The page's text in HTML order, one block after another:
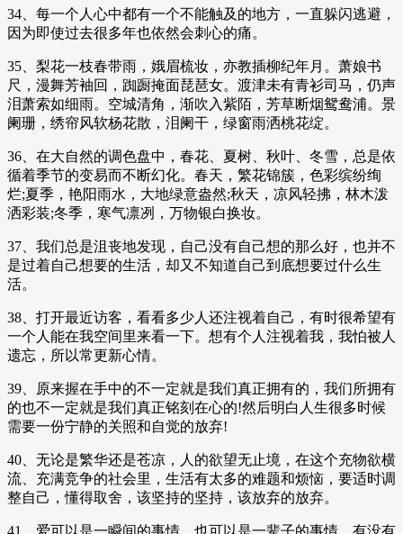
34、每一个人心中都有一个不能触及的地方，一直躲闪逃避，
因为即使过去很多年也依然会刺心的痛。
35、梨花一枝春带雨，娥眉梳妆，亦教插柳纪年月。萧娘书
尺，漫舞芳袖回，踟蹰掩面琵琶女。渡津未有青衫司马，仍声
泪萧索如细雨。空城清角，渐吹入紫陌，芳草断烟鸳鸯浦。景
阑珊，绣帘风软杨花散，泪阑干，绿窗雨洒桃花绽。
36、在大自然的调色盘中，春花、夏树、秋叶、冬雪，总是依
循着季节的变易而不断幻化。春天，繁花锦簇，色彩缤纷绚
烂;夏季，艳阳雨水，大地绿意盎然;秋天，凉风轻拂，林木泼
洒彩装;冬季，寒气凛冽，万物银白换妆。
37、我们总是沮丧地发现，自己没有自己想的那么好，也并不
是过着自己想要的生活，却又不知道自己到底想要过什么生
活。
38、打开最近访客，看看多少人还注视着自己，有时很希望有
一个人能在我空间里来看一下。想有个人注视着我，我怕被人
遗忘，所以常更新心情。
39、原来握在手中的不一定就是我们真正拥有的，我们所拥有
的也不一定就是我们真正铭刻在心的!然后明白人生很多时候
需要一份宁静的关照和自觉的放弃!
40、无论是繁华还是苍凉，人的欲望无止境，在这个充物欲横
流、充满竞争的社会里，生活有太多的难题和烦恼，要适时调
整自己，懂得取舍，该坚持的坚持，该放弃的放弃。